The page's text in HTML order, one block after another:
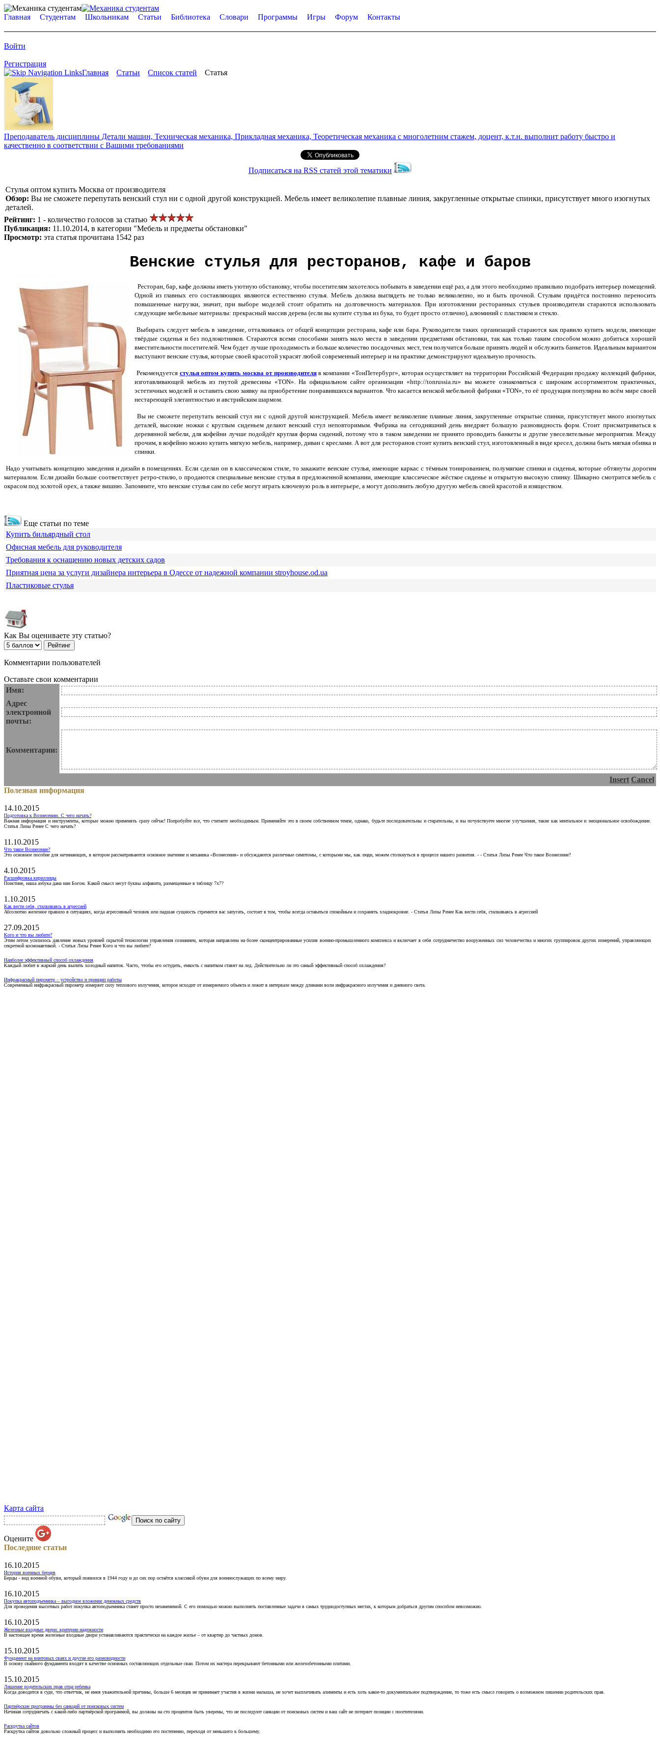
Главная Студентам Школьникам Статьи Библиотека Словари Программы Игры Форум Контакты
Войти
Регистрация
Главная
Статьи Список статей Статья
Преподаватель дисциплины Детали машин, Техническая механика, Прикладная механика, Теоретическая механика с многолетним стажем, доцент, к.т.н. выполнит работу быстро и
качественно в соответствии с Вашими требованиями
Подписаться на RSS статей этой тематики
Стулья оптом купить Москва от производителя
Обзор: Вы не сможете перепутать венский стул ни с одной другой конструкцией. Мебель имеет великолепие плавные линия, закругленные открытые спинки, присутствует много изогнутых
деталей.
Рейтинг: 1 - количество голосов за статью
Публикация: 11.10.2014, в категории "Мебель и предметы обстановки"
Просмотр: эта статья прочитана 1542 раз
Венские стулья для ресторанов, кафе и баров
Ресторан, бар, кафе должны иметь уютную обстановку, чтобы посетителям захотелось побывать в заведении ещё раз, а для этого необходимо правильно подобрать интерьер помещений.
Одной из главных его составляющих являются естественно стулья. Мебель должна выглядеть не только великолепно, но и быть прочной. Стульям придётся постоянно переносить
повышенные нагрузки, значит, при выборе моделей стоит обратить на долговечность материалов. При изготовлении ресторанных стульев производители стараются использовать
следующие мебельные материалы: прекрасный массив дерева (если вы купите стулья из бука, то будет просто отлично), алюминий с пластиком и стекло.
Выбирать следует мебель в заведение, отталкиваясь от общей концепции ресторана, кафе или бара. Руководители таких организаций стараются как правило купить модели, имеющие
твёрдые сиденья и без подлокотников. Стараются всеми способами занять мало места в заведении предметами обстановки, так как только таким способом можно добиться хорошей
вместительности посетителей. Чем будет лучше проходимость и больше количество посадочных мест, тем получится больше принять людей и обслужить банкетов. Идеальным вариантом
выступают венские стулья, которые своей красотой украсят любой современный интерьер и на практике демонстрируют идеальную прочность.
Рекомендуется стулья оптом купить москва от производителяв компании «ТонПетербург», которая осуществляет на территории Российской Федерации продажу коллекций фабрики,
изготавливающей мебель из гнутой древесины «TON». На официальном сайте организации «http://tonrussia.ru» вы можете ознакомиться с широким ассортиментом практичных,
эстетичных моделей и оставить свою заявку на приобретение понравившихся вариантов. Что касается венской мебельной фабрики «TON», то её продукция популярна во всём мире своей
нестареющей элегантностью и австрийским шармом.
Вы не сможете перепутать венский стул ни с одной другой конструкцией. Мебель имеет великолепие плавные линия, закругленные открытые спинки, присутствует много изогнутых
деталей, высокие ножки с круглым сиденьем делают венский стул неповторимым. Фабрика на сегодняшний день внедряет большую разновидность форм. Стоит присматриваться к
деревянной мебели, для кофейни лучше подойдёт круглая форма сидений, потому что в таком заведении не принято проводить банкеты и другие увеселительные мероприятия. Между
прочим, в кофейню можно купить мягкую мебель, например, диван с креслами. А вот для ресторанов стоит купить венский стул, изготовленный в виде кресел, должна быть мягкая обивка и
спинки.
Надо учитывать концепцию заведения и дизайн в помещениях. Если сделан он в классическом стиле, то закажите венские стулья, имеющие каркас с тёмным тонированием, полумягкие спинки и сиденья, которые обтянуты дорогим
материалом. Если дизайн больше соответствует ретро-стилю, о продаются специальные венские стулья в предложенной компании, имеющие классическое жёсткое сиденье и открытую высокую спинку. Шикарно смотрится мебель с
окрасом под золотой орех, а также вишню. Запомните, что венские стулья сам по себе могут играть ключевую роль в интерьере, а могут дополнить любую другую мебель своей красотой и изяществом.
Еще статьи по теме
Купить бильярдный стол
Офисная мебель для руководителя
Требования к оснащению новых детских садов
Приятная цена за услуги дизайнера интерьера в Одессе от надежной компании stroyhouse.od.ua
Пластиковые стулья
Как Вы оцениваете эту статью?
Комментарии пользователей
Оставьте свои комментарии
Имя:
Адрес
электронной
почты:
Комментарии:
Insert Cancel
Полезная информация
14.10.2015
Подготовка к Вознесению. С чего начать?
Важная информация и инструменты, которые можно применять сразу сейчас! Попробуйте все, что считаете необходимым. Применяйте это в своем собственном темпе, однако, будьте последовательны и старательны, и вы почувствуете многие улучшения, такие как ментальное и эмоциональное освобождение.
Статья Лизы Ренее С чего начать?
11.10.2015
Что такое Вознесение?
Это основное пособие для начинающих, в котором рассматриваются основное значение и механика «Вознесения» и обсуждаются различные симптомы, с которыми мы, как люди, можем столкнуться в процессе нашего развития. - - Статья Лизы Ренее Что такое Вознесение?
4.10.2015
Расшифровка кириллицы
Поистине, наша азбука дана нам Богом. Какой смысл несут буквы алфавита, размещенные в таблицу 7х7?
1.10.2015
Как вести себя, сталкиваясь в агрессией
Абсолютно железное правило в ситуациях, когда агрессивный человек или падшая сущность стремится вас запугать, состоит в том, чтобы всегда оставаться спокойным и сохранять хладнокровие. - Статья Лизы Ренее Как вести себя, сталкиваясь в агрессией
27.09.2015
Кого и что вы любите?
Этим летом усилилось давление новых уровней скрытой технологии управления сознанием, которая направлена на более сконцентрированные усилия военно-промышленного комплекса и включает в себя сотрудничество вооруженных сил человечества и многих группировок других измерений, управляющих
секретной космонавтикой. - Статья Лизы Ренее Кого и что вы любите?
Наиболее эффективный способ охлаждения
Каждый любит в жаркий день выпить холодный напиток. Часто, чтобы его остудить, емкость с напитком ставят на лед. Действительно ли это самый эффективный способ охлаждения?
Инфракрасный пирометр – устройство и принцип работы
Современный инфракрасный пирометр измеряет силу теплового излучения, которое исходит от измеряемого объекта и лежит в интервале между длинами волн инфракрасного излучения и дневного света.
Карта сайта
Оцените
Последние статьи
16.10.2015
История военных берцев
Берцы - вид военной обуви, который появился в 1944 году и до сих пор остаётся классикой обуви для военнослужащих по всему миру.
16.10.2015
Покупка автоподъемника – выгодное вложение денежных средств
Для проведения высотных работ покупка автоподъемника станет просто незаменимой. С его помощью можно выполнять поставленные задачи в самых труднодоступных местах, к которым добраться другим способом невозможно.
16.10.2015
Железные входные двери: критерии надежности
В настоящее время железные входные двери устанавливаются практически на каждое жилье – от квартир до частных домов.
15.10.2015
Фундамент на винтовых сваях и другие его разновидности
В основу свайного фундамента входят в качестве основных составляющих отдельные сваи. Потом их мастера перекрывают бетонными или железобетонными плитами.
15.10.2015
Лишение родительских прав отца ребенка
Когда доводится в суде, что ответчик, не имея уважительной причины, больше 6 месяцев не принимает участия в жизни малыша, не хочет выплачивать алименты и есть хоть какое-то документальное подтверждение, то тоже есть смысл говорить о возможном лишении родительских прав.
Партнёрские программы без санкций от поисковых систем
Начиная сотрудничать с какой-либо партнёрской программой, вы должны на сто процентов быть уверены, что не последуют санкции от поисковых систем и ваш сайт не потеряет позиции с посетителями.
Раскрутка сайтов
Раскрутка сайтов довольно сложный процесс и выполнять необходимо его постепенно, переходя от меньшего к большему.